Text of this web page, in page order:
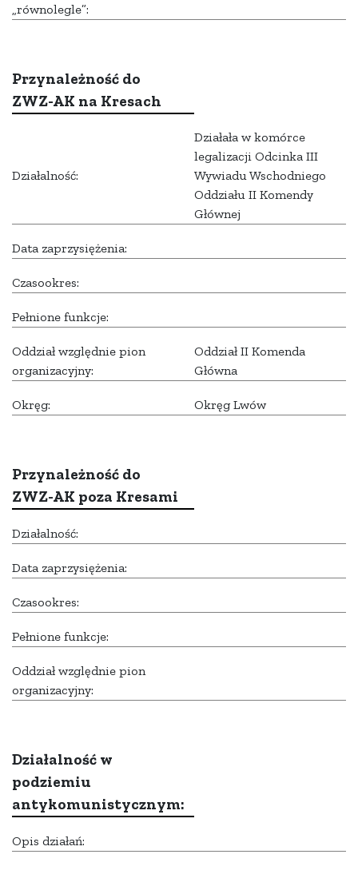
„równolegle”:
Przynależność do
ZWZ-AK na Kresach
Działalność:
Działała w komórce
legalizacji Odcinka III
Wywiadu Wschodniego
Oddziału II Komendy
Głównej
Data zaprzysiężenia:
Czasookres:
Pełnione funkcje:
Oddział względnie pion
organizacyjny:
Oddział II Komenda
Główna
Okręg: Okręg Lwów
Przynależność do
ZWZ-AK poza Kresami
Działalność:
Data zaprzysiężenia:
Czasookres:
Pełnione funkcje:
Oddział względnie pion
organizacyjny:
Działalność w
podziemiu
antykomunistycznym:
Opis działań: